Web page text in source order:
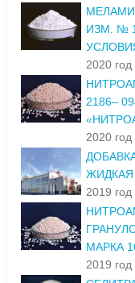
ИЗМ. №
2020 год
2186–
2020 год
ЖИДКАЯ
2019 год
МАРКА
2019 год